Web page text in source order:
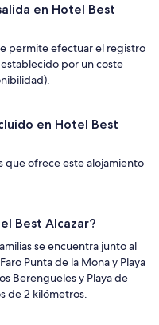
en Hotel Best
permite efectuar el registro
por un coste
en Hotel Best
que ofrece este alojamiento
Best Alcazar?
se encuentra junto al
Punta de la Mona y Playa
Berengueles y Playa de
de 2 kilómetros.